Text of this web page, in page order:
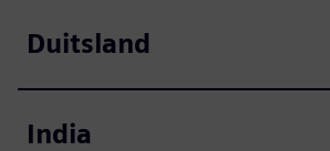
Duitsland
India